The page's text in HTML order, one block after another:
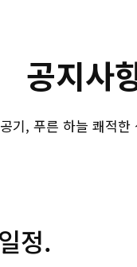
공지사
기, 푸른 하늘 쾌적
정.